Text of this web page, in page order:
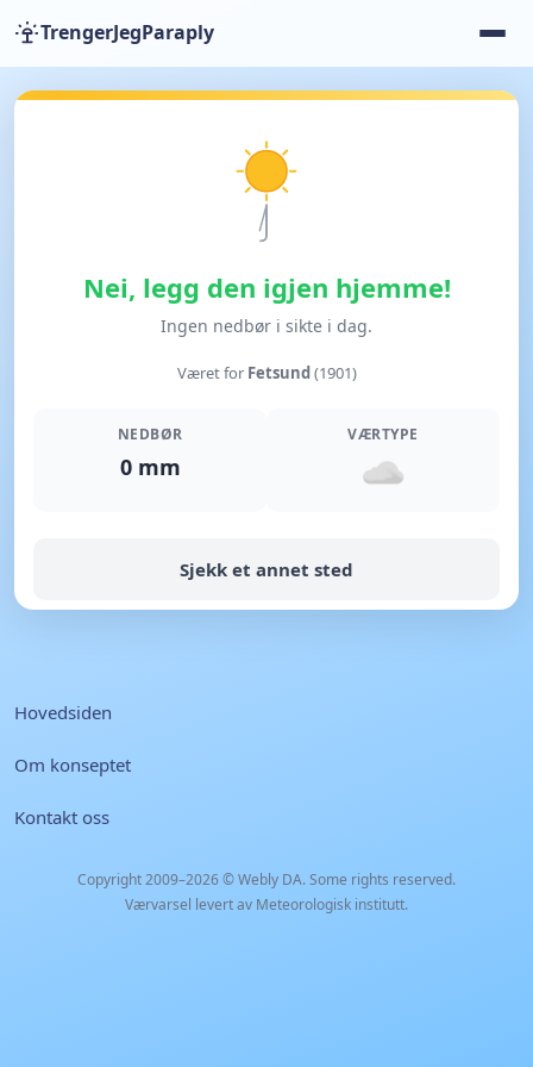
TrengerJegParaply
Nei, legg den igjen hjemme!
Ingen nedbør i sikte i dag.
Været for Fetsund(1901)
NEDBØR
0 mm
VÆRTYPE
Sjekk et annet sted
Hovedsiden
Om konseptet
Kontakt oss
Copyright 2009–2026 ©Webly DA. Some rights reserved.
Værvarsel levert av Meteorologisk institutt.